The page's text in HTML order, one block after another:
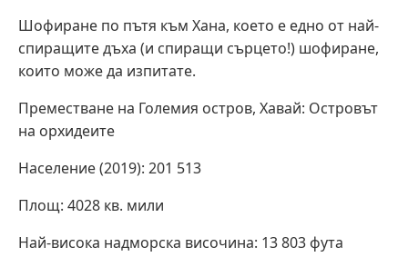
Шофиране по пътя към Хана, което е едно от най-
спиращите дъха (и спиращи сърцето!) шофиране,
които може да изпитате.
Преместване на Големия остров, Хавай: Островът
на орхидеите
Население (2019): 201 513
Площ: 4028 кв. мили
Най-висока надморска височина: 13 803 фута